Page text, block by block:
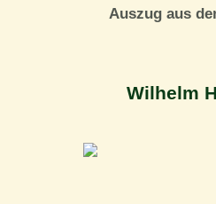
Auszug aus
Wilhelm